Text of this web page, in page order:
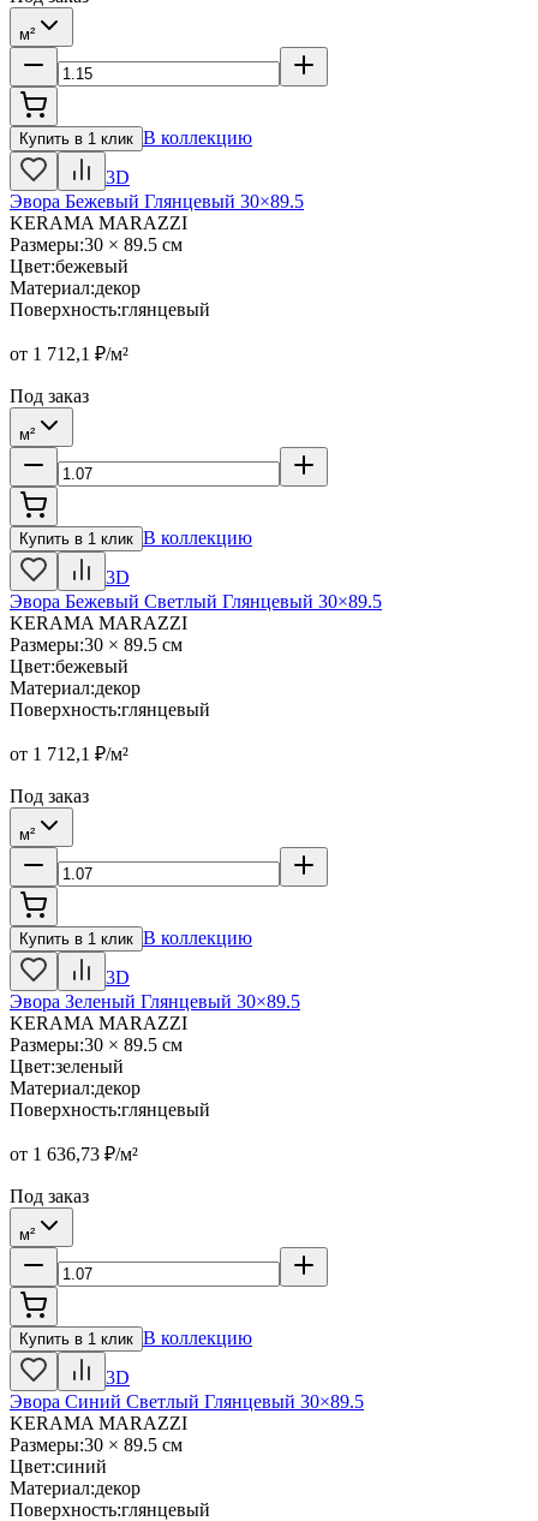
м²
Купить в 1 клик В коллекцию
3D
Эвора Бежевый Глянцевый 30×89.5
KERAMA MARAZZI
Размеры:30 × 89.5 см
Цвет:бежевый
Материал:декор
Поверхность:глянцевый
от 1 712,1 ₽/м²
Под заказ
м²
Купить в 1 клик В коллекцию
3D
Эвора Бежевый Светлый Глянцевый 30×89.5
KERAMA MARAZZI
Размеры:30 × 89.5 см
Цвет:бежевый
Материал:декор
Поверхность:глянцевый
от 1 712,1 ₽/м²
Под заказ
м²
Купить в 1 клик В коллекцию
3D
Эвора Зеленый Глянцевый 30×89.5
KERAMA MARAZZI
Размеры:30 × 89.5 см
Цвет:зеленый
Материал:декор
Поверхность:глянцевый
от 1 636,73 ₽/м²
Под заказ
м²
Купить в 1 клик В коллекцию
3D
Эвора Синий Светлый Глянцевый 30×89.5
KERAMA MARAZZI
Размеры:30 × 89.5 см
Цвет:синий
Материал:декор
Поверхность:глянцевый